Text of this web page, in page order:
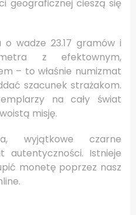
geograficznej cieszą się
o wadze 23.17 gramów i
z efektownym,
– to właśnie numizmat
szacunek strażakom.
na cały świat
misję.
wyjątkowe czarne
autentyczności. Istnieje
monetę poprzez nasz